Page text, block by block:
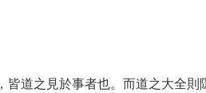
道之見於事者也。而道之大全